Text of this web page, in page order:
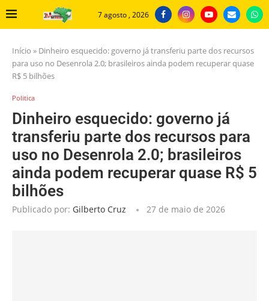
7 agosto , 2026
Início » Dinheiro esquecido: governo já transferiu parte dos recursos
para uso no Desenrola 2.0; brasileiros ainda podem recuperar quase
R$ 5 bilhões
Politica
Dinheiro esquecido: governo já
transferiu parte dos recursos para
uso no Desenrola 2.0; brasileiros
ainda podem recuperar quase R$ 5
bilhões
Publicado por: Gilberto Cruz 27 de maio de 2026